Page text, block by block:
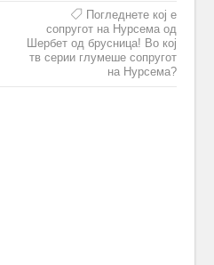
Погледнете кој е
сопругот на Нурсема од
Шербет од брусница! Во кој
тв серии глумеше сопругот
на Нурсема?